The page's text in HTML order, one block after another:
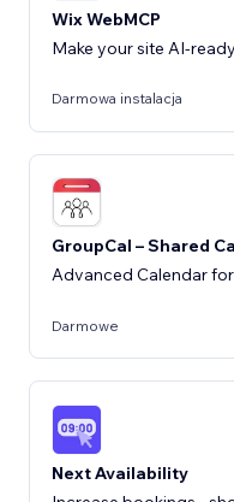
Wix WebMCP
Make your site AI-
Darmowa instalacja
GroupCal – Shared
Advanced Calendar
Darmowe
Next Availability